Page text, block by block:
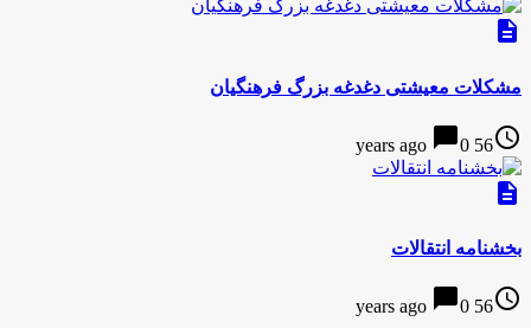
description
مشکلات معیشتی دغدغه‌ بزرگ فرهنگیان
access_time
56 years ago
chat_bubble0
description
بخشنامه انتقالات
access_time
56 years ago
chat_bubble0